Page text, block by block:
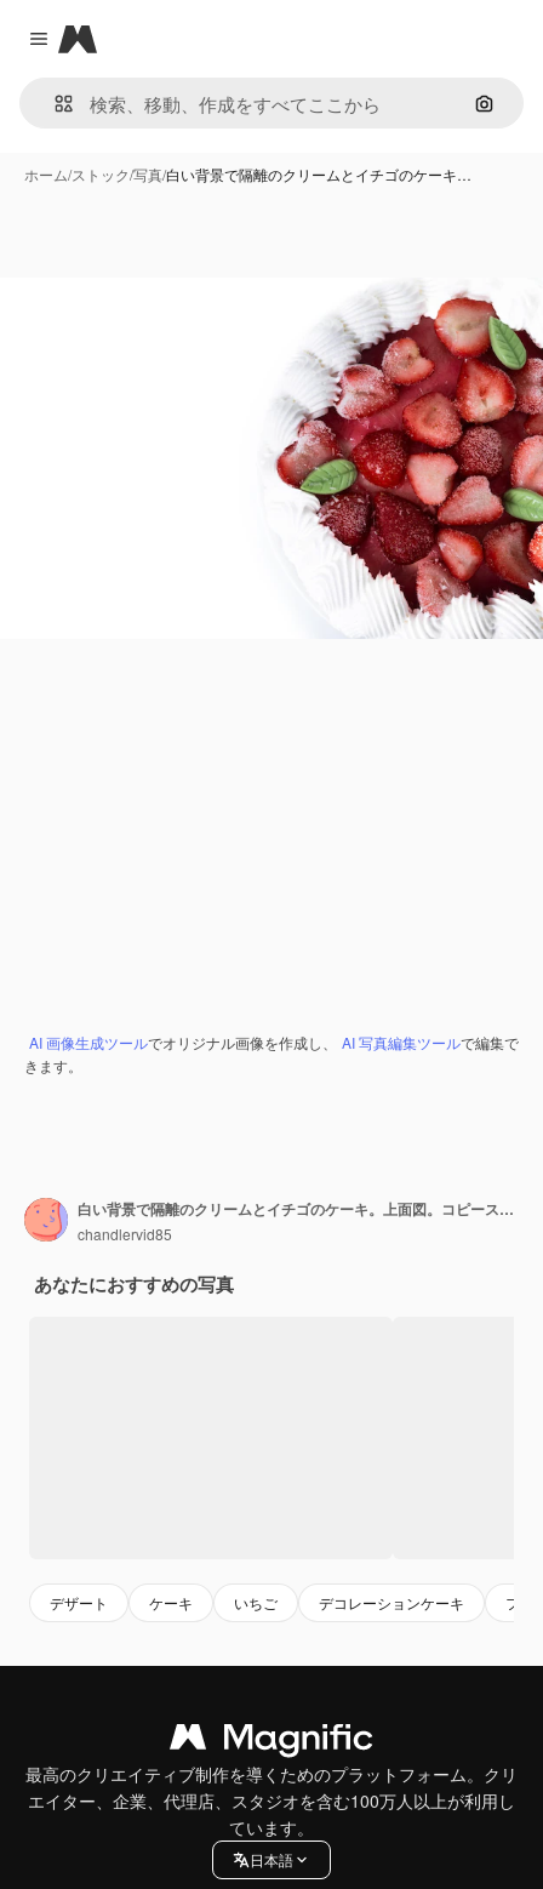
Close menu
Magnific
画像で
ホーム/ストック/写真/白い背景で隔離のクリームとイチゴのケーキ…
AI 画像生成ツールでオリジナル画像を作成し、 AI 写真編集ツールで編集で
きます。
白い背景で隔離のクリームとイチゴのケーキ。上面図。コピースペース
chandlervid85
あなたにおすすめの写真
デザート ケーキ いちご デコレーションケーキ フル
最高のクリエイティブ制作を導くためのプラットフォーム。クリ
エイター、企業、代理店、スタジオを含む100万人以上が利用し
ています。
日本語